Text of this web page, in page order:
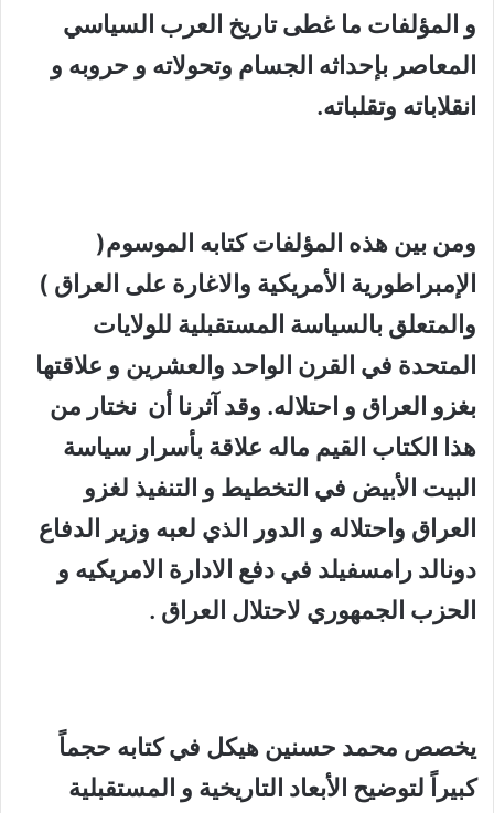
و المؤلفات ما غطى تاريخ العرب السياسي
المعاصر بإحداثه الجسام وتحولاته و حروبه و
انقلاباته وتقلباته.
ومن بين هذه المؤلفات كتابه الموسوم(
الإمبراطورية الأمريكية والاغارة على العراق )
والمتعلق بالسياسة المستقبلية للولايات
المتحدة في القرن الواحد والعشرين و علاقتها
بغزو العراق و احتلاله. وقد آثرنا أن نختار من
هذا الكتاب القيم ماله علاقة بأسرار سياسة
البيت الأبيض في التخطيط و التنفيذ لغزو
العراق واحتلاله و الدور الذي لعبه وزير الدفاع
دونالد رامسفيلد في دفع الادارة الامريكيه و
الحزب الجمهوري لاحتلال العراق .
يخصص محمد حسنين هيكل في كتابه حجماً
كبيراً لتوضيح الأبعاد التاريخية و المستقبلية